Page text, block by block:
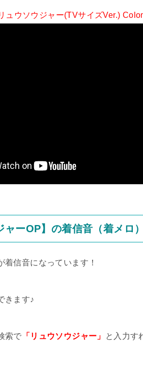
ュウソウジャー(TVサイズVer.)
ャーOP】の着信音（着メロ
信音になっています！
きます♪
索で 「リュウソウジャー」
と入力す